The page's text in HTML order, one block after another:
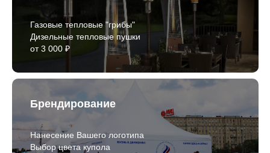
Газовые тепловые "грибы"
Дизельные тепловые пушки
от 3 000 ₽
Брендирование
Нанесение Вашего логотипа
Выбор цвета купола